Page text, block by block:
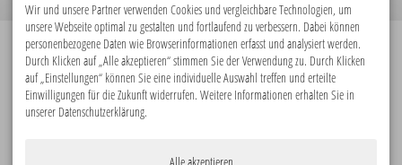
Premiumpartner:
Wir und unsere Partner verwenden Cookies und vergleichbare Technologien, um
unsere Webseite optimal zu gestalten und fortlaufend zu verbessern. Dabei können
personenbezogene Daten wie Browserinformationen erfasst und analysiert werden.
Durch Klicken auf „Alle akzeptieren“ stimmen Sie der Verwendung zu. Durch Klicken
auf „Einstellungen“ können Sie eine individuelle Auswahl treffen und erteilte
Einwilligungen für die Zukunft widerrufen. Weitere Informationen erhalten Sie in
unserer Datenschutzerklärung.